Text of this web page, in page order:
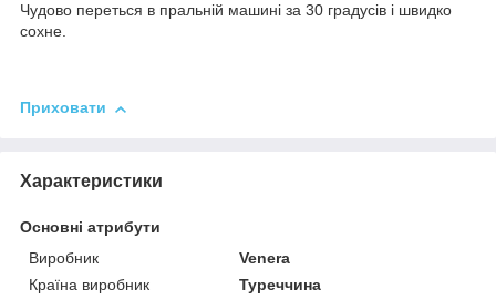
Чудово переться в пральній машині за 30 градусів і швидко
сохне.
Приховати
Характеристики
Основні атрибути
Виробник
Venera
Країна виробник
Туреччина